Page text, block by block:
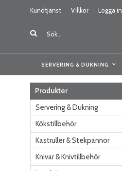
Kundtjänst Villkor Logga in
SERVERING & DUKNING
Produkter
Servering & Dukning
Kökstillbehör
Kastruller & Stekpannor
Knivar & Knivtillbehör